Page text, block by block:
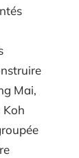
Mai,
Koh